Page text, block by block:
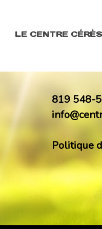
LE CENTRE CÉRÈS
819 548-
Politique